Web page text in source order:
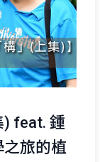
) feat. 鍾
之旅的植